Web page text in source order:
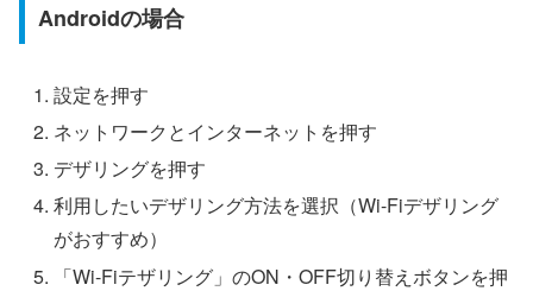
Androidの場合
設定を押す
ネットワークとインターネットを押す
デザリングを押す
利用したいデザリング方法を選択（Wi-Fiデザリング
がおすすめ）
「Wi-Fiテザリング」のON・OFF切り替えボタンを押